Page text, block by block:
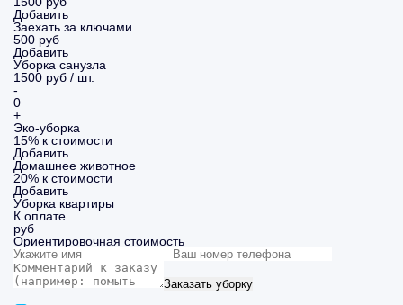
Добавить
Заехать за ключами
500 руб
Добавить
Уборка санузла
1500 руб / шт.
-
0
+
Эко-уборка
15% к стоимости
Добавить
Домашнее животное
20% к стоимости
Добавить
Уборка квартиры
К оплате
руб
Ориентировочная стоимость
Заказать уборку